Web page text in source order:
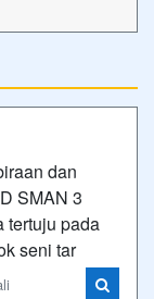
dan
SMAN 3
tertuju pada
seni tar